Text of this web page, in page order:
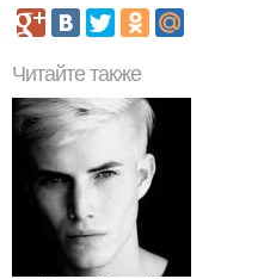
Читайте также